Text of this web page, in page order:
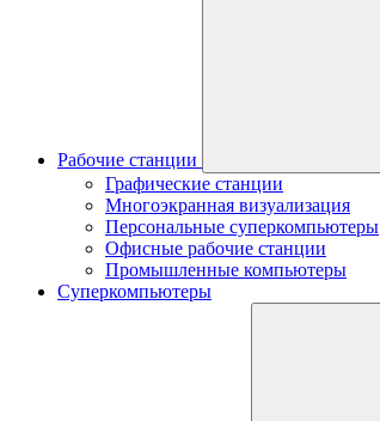
Рабочие станции
Графические станции
Многоэкранная визуализация
Персональные суперкомпьютеры
Офисные рабочие станции
Промышленные компьютеры
Суперкомпьютеры